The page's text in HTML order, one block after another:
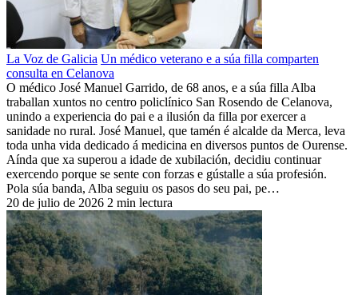
La Voz de Galicia Un médico veterano e a súa filla comparten
consulta en Celanova
O médico José Manuel Garrido, de 68 anos, e a súa filla Alba
traballan xuntos no centro policlínico San Rosendo de Celanova,
unindo a experiencia do pai e a ilusión da filla por exercer a
sanidade no rural. José Manuel, que tamén é alcalde da Merca, leva
toda unha vida dedicado á medicina en diversos puntos de Ourense.
Aínda que xa superou a idade de xubilación, decidiu continuar
exercendo porque se sente con forzas e gústalle a súa profesión.
Pola súa banda, Alba seguiu os pasos do seu pai, pe…
20 de julio de 2026 2 min lectura